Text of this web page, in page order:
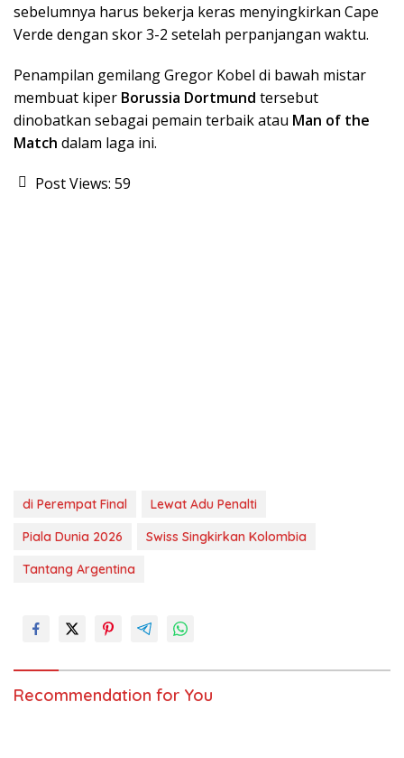
sebelumnya harus bekerja keras menyingkirkan Cape
Verde dengan skor 3-2 setelah perpanjangan waktu.
Penampilan gemilang Gregor Kobel di bawah mistar
membuat kiper Borussia Dortmund tersebut
dinobatkan sebagai pemain terbaik atau Man of the
Match dalam laga ini.
Post Views: 59
di Perempat Final
Lewat Adu Penalti
Piala Dunia 2026
Swiss Singkirkan Kolombia
Tantang Argentina
Recommendation for You